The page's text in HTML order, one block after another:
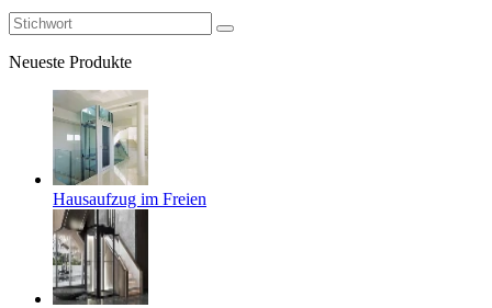
Neueste Produkte
Hausaufzug im Freien